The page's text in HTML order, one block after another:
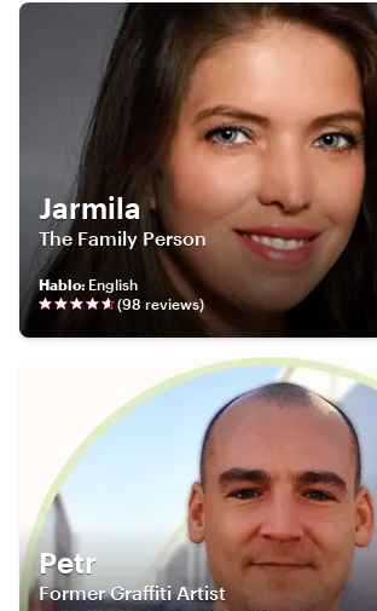
Jarmila
The Family Person
Hablo: English
(98 reviews)
Petr
Former Graffiti Artist